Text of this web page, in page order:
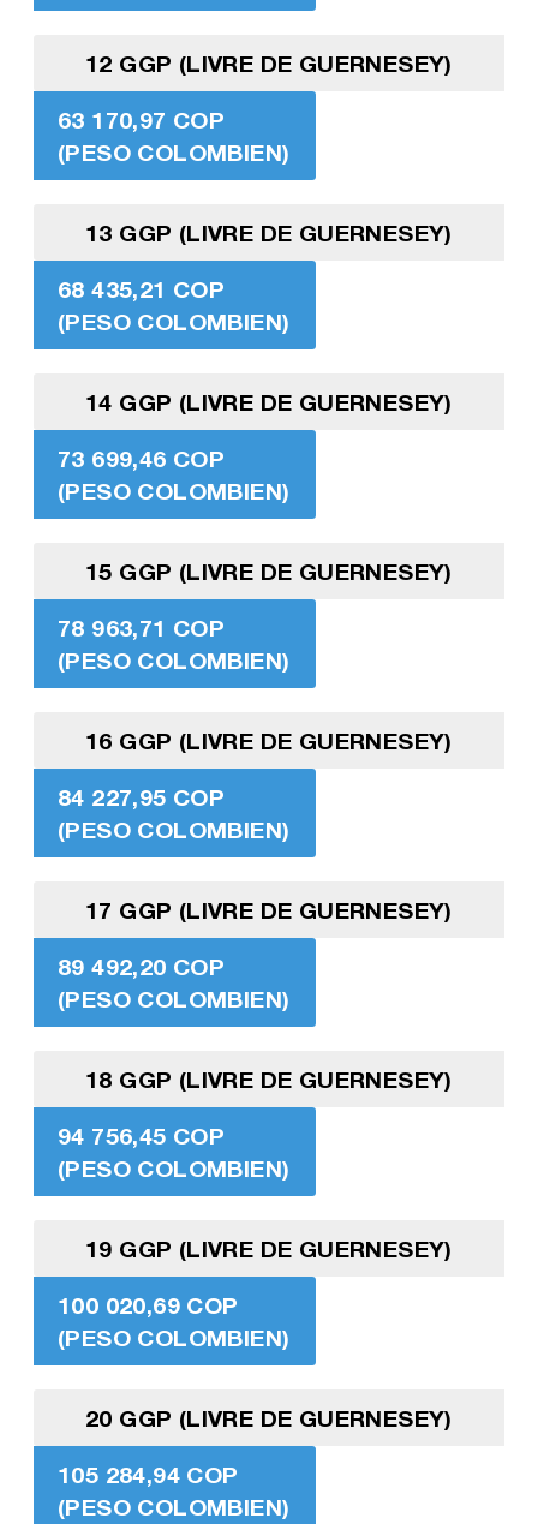
12 GGP (LIVRE DE GUERNESEY)
63 170,97 COP
(PESO COLOMBIEN)
13 GGP (LIVRE DE GUERNESEY)
68 435,21 COP
(PESO COLOMBIEN)
14 GGP (LIVRE DE GUERNESEY)
73 699,46 COP
(PESO COLOMBIEN)
15 GGP (LIVRE DE GUERNESEY)
78 963,71 COP
(PESO COLOMBIEN)
16 GGP (LIVRE DE GUERNESEY)
84 227,95 COP
(PESO COLOMBIEN)
17 GGP (LIVRE DE GUERNESEY)
89 492,20 COP
(PESO COLOMBIEN)
18 GGP (LIVRE DE GUERNESEY)
94 756,45 COP
(PESO COLOMBIEN)
19 GGP (LIVRE DE GUERNESEY)
100 020,69 COP
(PESO COLOMBIEN)
20 GGP (LIVRE DE GUERNESEY)
105 284,94 COP
(PESO COLOMBIEN)